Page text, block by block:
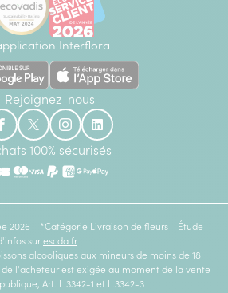
Interflora
Rejoignez-nous
100% sécurisés
2026 - *Catégorie Livraison de fleurs - Étude
sur escda.fr
alcooliques aux mineurs de moins de 18
l'acheteur est exigée au moment de la vente
Art. L.3342-1 et L.3342-3